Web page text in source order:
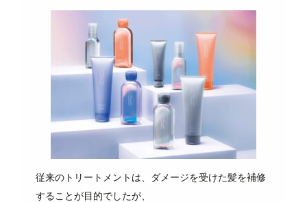
従来のトリートメントは、ダメージを受けた髪を補修
することが目的でしたが、